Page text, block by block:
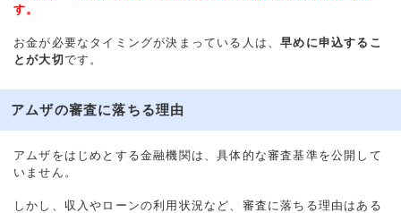
す。
お金が必要なタイミングが決まっている人は、早めに申込するこ
とが大切 です。
アムザの審査に落ちる理由
アムザをはじめとする金融機関は、具体的な審査基準を公開して
いません。
しかし、収入やローンの利用状況など、審査に落ちる理由はある